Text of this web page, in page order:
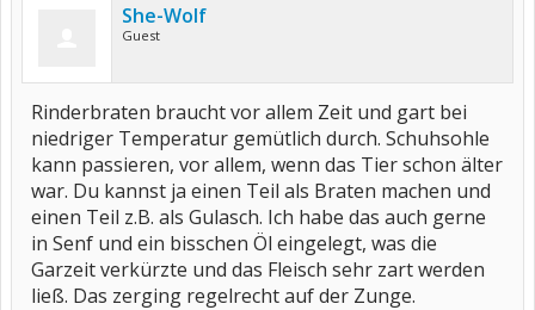
She-Wolf
Guest
Rinderbraten braucht vor allem Zeit und gart bei
niedriger Temperatur gemütlich durch. Schuhsohle
kann passieren, vor allem, wenn das Tier schon älter
war. Du kannst ja einen Teil als Braten machen und
einen Teil z.B. als Gulasch. Ich habe das auch gerne
in Senf und ein bisschen Öl eingelegt, was die
Garzeit verkürzte und das Fleisch sehr zart werden
ließ. Das zerging regelrecht auf der Zunge.